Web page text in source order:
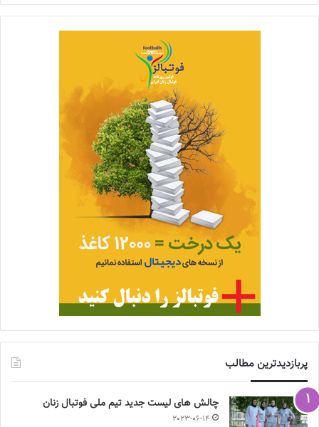
پربازدیدترین مطالب
چالش هاى ليست جدید تيم ملى فوتبال زنان
2023-06-14